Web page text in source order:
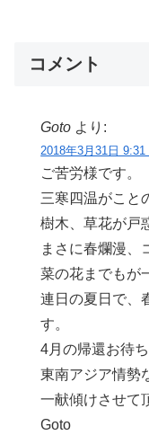
コメント
Goto より:
2018年3月31日 9:31
ご苦労様です。
三寒四温がこと
樹木、草花が戸
まさに春爛漫、
菜の花までもが
連日の夏日で、
す。
4月の帰還お待
東南アジア情勢
一献傾けさせて
Goto